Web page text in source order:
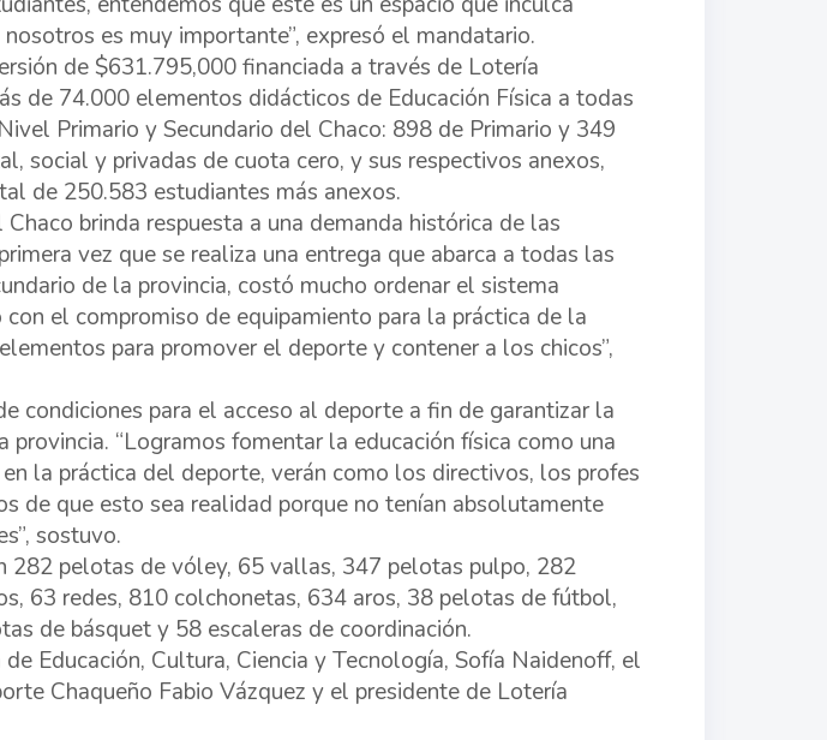
es muy importante”, expresó el mandatario.
de $631.795,000 financiada a través de Lotería
de 74.000 elementos didácticos de Educación Física a todas
Primario y Secundario del Chaco: 898 de Primario y 349
social y privadas de cuota cero, y sus respectivos anexos,
de 250.583 estudiantes más anexos.
brinda respuesta a una demanda histórica de las
vez que se realiza una entrega que abarca a todas las
de la provincia, costó mucho ordenar el sistema
el compromiso de equipamiento para la práctica de la
para promover el deporte y contener a los chicos”,
condiciones para el acceso al deporte a fin de garantizar la
“Logramos fomentar la educación física como una
la práctica del deporte, verán como los directivos, los profes
de que esto sea realidad porque no tenían absolutamente
sostuvo.
282 pelotas de vóley, 65 vallas, 347 pelotas pulpo, 282
63 redes, 810 colchonetas, 634 aros, 38 pelotas de fútbol,
de básquet y 58 escaleras de coordinación.
Educación, Cultura, Ciencia y Tecnología, Sofía Naidenoff, el
Chaqueño Fabio Vázquez y el presidente de Lotería